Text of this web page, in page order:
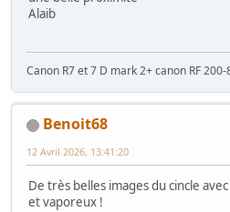
Alaib
Canon R7 et 7 D mark 2+ canon RF
Benoit68
12 Avril 2026, 13:41:20
De très belles images du cincle
et vaporeux !